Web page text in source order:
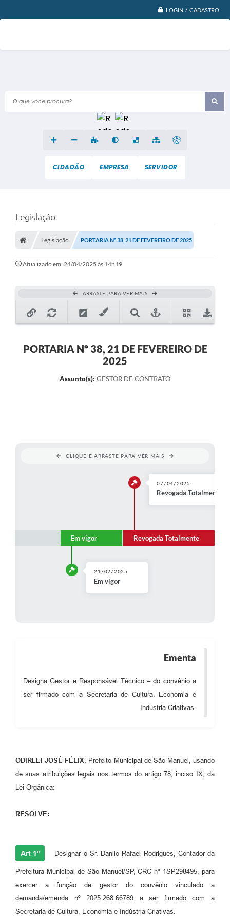
LOGIN / CADASTRO
O que voce procura?
CIDADÃO EMPRESA SERVIDOR
Legislação
Legislação PORTARIA Nº 38, 21 DE FEVEREIRO DE 2025
Atualizado em: 24/04/2025 às 14h19
ARRASTE PARA VER MAIS
PORTARIA Nº 38, 21 DE FEVEREIRO DE
2025
Assunto(s): GESTOR DE CONTRATO
CLIQUE E ARRASTE PARA VER MAIS
Em vigor
21/02/2025
Em vigor
Revogada Totalmente
07/04/2025
Revogada Totalmente
Ementa
Designa Gestor e Responsável Técnico – do convênio a
ser firmado com a Secretaria de Cultura, Economia e
Indústria Criativas.
ODIRLEI JOSÉ FÉLIX, Prefeito Municipal de São Manuel, usando
de suas atribuições legais nos termos do artigo 78, inciso IX, da
Lei Orgânica:
RESOLVE:
Art 1º Designar o Sr. Danilo Rafael Rodrigues, Contador da
Prefeitura Municipal de São Manuel/SP, CRC nº 1SP298495, para
exercer a função de gestor do convênio vinculado a
demanda/emenda nº 2025.268.66789 a ser firmado com a
Secretaria de Cultura, Economia e Indústria Criativas.